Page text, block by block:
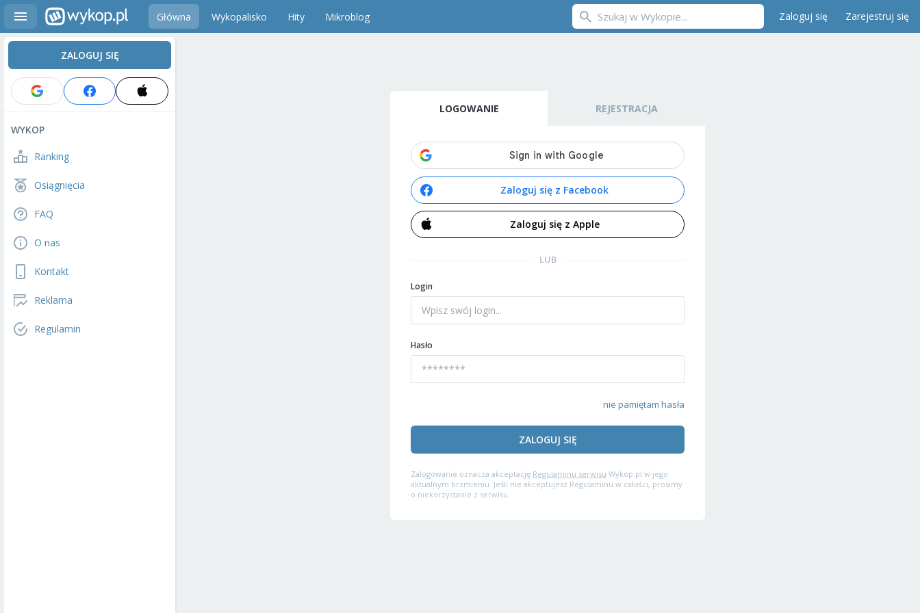
Główna Wykopalisko Hity Mikroblog Zaloguj się Zarejestruj się
ZALOGUJ SIĘ
WYKOP
Ranking
Osiągnięcia
FAQ
O nas
Kontakt
Reklama
Regulamin
LOGOWANIE REJESTRACJA
Zaloguj się z Facebook
Zaloguj się z Apple
LUB
Login
Hasło
nie pamiętam hasła
ZALOGUJ SIĘ
Zalogowanie oznacza akceptację Regulaminu serwisu Wykop.pl w jego
aktualnym brzmieniu. Jeśli nie akceptujesz Regulaminu w całości, prosimy
o niekorzystanie z serwisu.